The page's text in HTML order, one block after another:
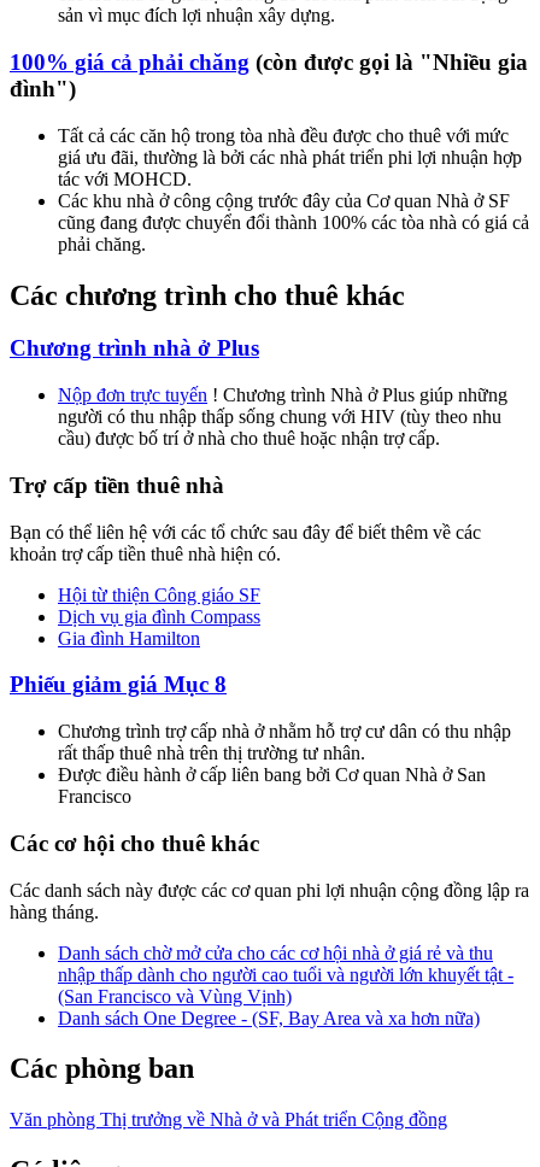
sản vì mục đích lợi nhuận xây dựng.
100% giá cả phải chăng (còn được gọi là "Nhiều gia
đình")
Tất cả các căn hộ trong tòa nhà đều được cho thuê với mức
giá ưu đãi, thường là bởi các nhà phát triển phi lợi nhuận hợp
tác với MOHCD.
Các khu nhà ở công cộng trước đây của Cơ quan Nhà ở SF
cũng đang được chuyển đổi thành 100% các tòa nhà có giá cả
phải chăng.
Các chương trình cho thuê khác
Chương trình nhà ở Plus
Nộp đơn trực tuyến ! Chương trình Nhà ở Plus giúp những
người có thu nhập thấp sống chung với HIV (tùy theo nhu
cầu) được bố trí ở nhà cho thuê hoặc nhận trợ cấp.
Trợ cấp tiền thuê nhà
Bạn có thể liên hệ với các tổ chức sau đây để biết thêm về các
khoản trợ cấp tiền thuê nhà hiện có.
Hội từ thiện Công giáo SF
Dịch vụ gia đình Compass
Gia đình Hamilton
Phiếu giảm giá Mục 8
Chương trình trợ cấp nhà ở nhằm hỗ trợ cư dân có thu nhập
rất thấp thuê nhà trên thị trường tư nhân.
Được điều hành ở cấp liên bang bởi Cơ quan Nhà ở San
Francisco
Các cơ hội cho thuê khác
Các danh sách này được các cơ quan phi lợi nhuận cộng đồng lập ra
hàng tháng.
Danh sách chờ mở cửa cho các cơ hội nhà ở giá rẻ và thu
nhập thấp dành cho người cao tuổi và người lớn khuyết tật -
(San Francisco và Vùng Vịnh)
Danh sách One Degree - (SF, Bay Area và xa hơn nữa)
Các phòng ban
Văn phòng Thị trưởng về Nhà ở và Phát triển Cộng đồng